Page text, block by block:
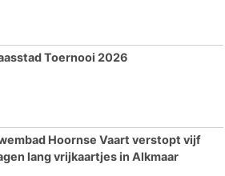
Toernooi 2026
Hoornse Vaart verstopt vijf
lang vrijkaartjes in Alkmaar